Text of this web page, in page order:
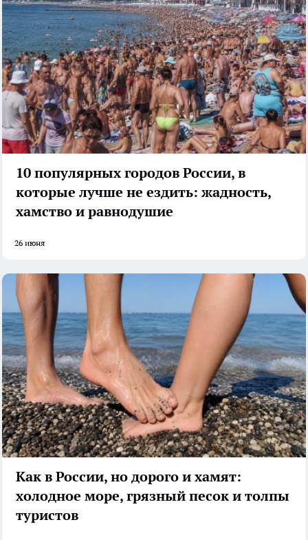
10 популярных городов России, в
которые лучше не ездить: жадность,
хамство и равнодушие
26 июня
Как в России, но дорого и хамят:
холодное море, грязный песок и толпы
туристов